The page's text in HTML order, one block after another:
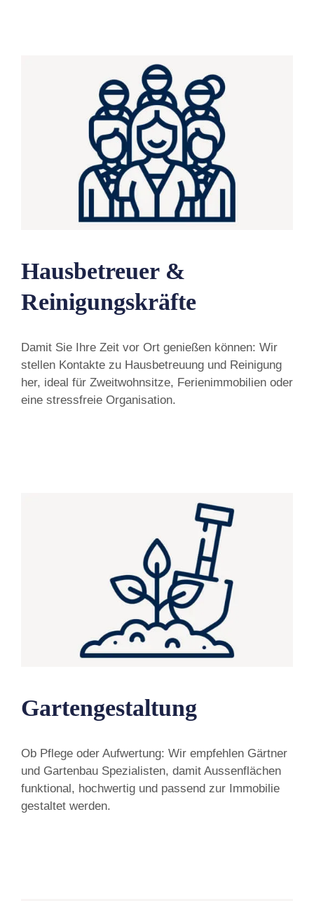
Hausbetreuer &
Reinigungskräfte
Damit Sie Ihre Zeit vor Ort genießen können: Wir
stellen Kontakte zu Hausbetreuung und Reinigung
her, ideal für Zweitwohnsitze, Ferienimmobilien oder
eine stressfreie Organisation.
Gartengestaltung
Ob Pflege oder Aufwertung: Wir empfehlen Gärtner
und Gartenbau Spezialisten, damit Aussenflächen
funktional, hochwertig und passend zur Immobilie
gestaltet werden.